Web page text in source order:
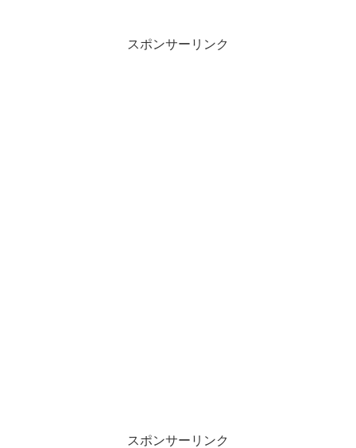
スポンサーリンク
スポンサーリンク